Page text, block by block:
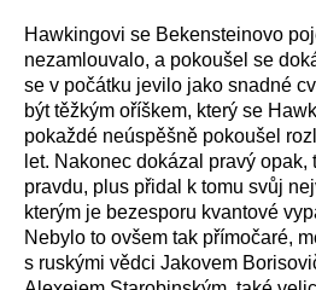
Hawkingovi se Bekensteinovo
nezamlouvalo, a pokoušel se
se v počátku jevilo jako snadné
být těžkým oříškem, který se
pokaždé neúspěšně pokoušel
let. Nakonec dokázal pravý opak,
pravdu, plus přidal
k tomu svůj
kterým je bezesporu kvantové
Nebylo to ovšem tak přímočaré,
s ruskými vědci Jakovem